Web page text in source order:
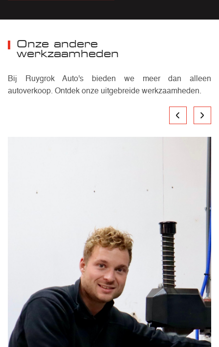
Onze andere
werkzaamheden
Bij Ruygrok Auto's bieden we meer dan alleen
autoverkoop. Ontdek onze uitgebreide werkzaamheden.